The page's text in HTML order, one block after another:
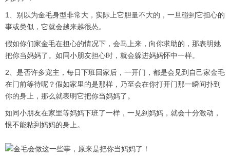
1、别以为金毛身型非常大，实际上它胆量不大的，一旦碰到它担心的
事或类似，它就会越来越很怂。
假如你们家金毛在担心的情况下，会马上来，向你求助的，那表明她
把你当妈妈了。如同小朋友担心时，就会躲进妈妈怀中一样。
2、是否许多宠主，每日下班回家后，一开门，都是会见到自己家金毛
在门前等待呢？假如家里的是那样，乃至会在你打开门那一瞬间扑到
你的身上，那么就表明它把你当妈妈了。
如同小朋友在家里等妈妈下班了一样，一见到妈妈，就会十分激动，
恨不能粘到妈妈的身上。